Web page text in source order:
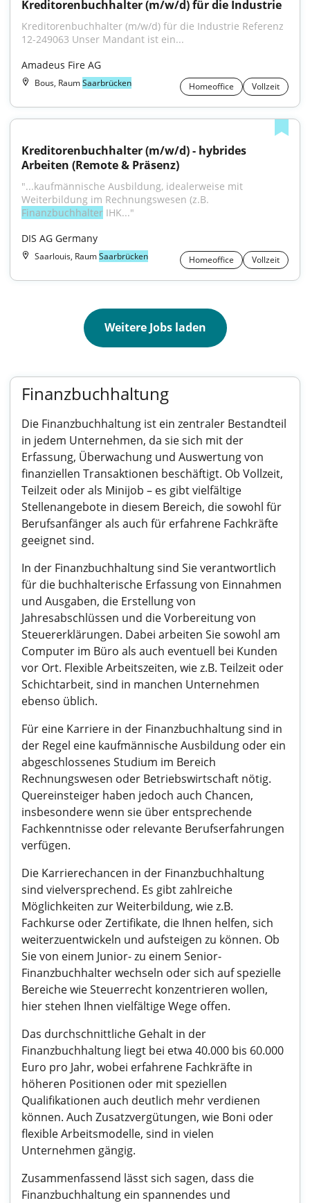
Kreditorenbuchhalter (m/w/d) für die Industrie
Kreditorenbuchhalter (m/w/d) für die Industrie Referenz
12-249063 Unser Mandant ist ein...
Amadeus Fire AG
Bous, RaumSaarbrücken Homeoffice Vollzeit
Kreditorenbuchhalter (m/w/d) - hybrides
Arbeiten (Remote & Präsenz)
"...kaufmännische Ausbildung, idealerweise mit
Finanzbuchhalter IHK..."
DIS AG Germany
Saarlouis, RaumSaarbrücken Homeoffice Vollzeit
Weitere Jobs laden
Finanzbuchhaltung
Die Finanzbuchhaltung ist ein zentraler Bestandteil
in jedem Unternehmen, da sie sich mit der
Erfassung, Überwachung und Auswertung von
finanziellen Transaktionen beschäftigt. Ob Vollzeit,
Teilzeit oder als Minijob – es gibt vielfältige
Stellenangebote in diesem Bereich, die sowohl für
Berufsanfänger als auch für erfahrene Fachkräfte
geeignet sind.
In der Finanzbuchhaltung sind Sie verantwortlich
für die buchhalterische Erfassung von Einnahmen
und Ausgaben, die Erstellung von
Jahresabschlüssen und die Vorbereitung von
Steuererklärungen. Dabei arbeiten Sie sowohl am
Computer im Büro als auch eventuell bei Kunden
vor Ort. Flexible Arbeitszeiten, wie z.B. Teilzeit oder
Schichtarbeit, sind in manchen Unternehmen
ebenso üblich.
Für eine Karriere in der Finanzbuchhaltung sind in
der Regel eine kaufmännische Ausbildung oder ein
abgeschlossenes Studium im Bereich
Rechnungswesen oder Betriebswirtschaft nötig.
Quereinsteiger haben jedoch auch Chancen,
insbesondere wenn sie über entsprechende
Fachkenntnisse oder relevante Berufserfahrungen
verfügen.
Die Karrierechancen in der Finanzbuchhaltung
sind vielversprechend. Es gibt zahlreiche
Möglichkeiten zur Weiterbildung, wie z.B.
Fachkurse oder Zertifikate, die Ihnen helfen, sich
weiterzuentwickeln und aufsteigen zu können. Ob
Sie von einem Junior- zu einem Senior-
Finanzbuchhalter wechseln oder sich auf spezielle
Bereiche wie Steuerrecht konzentrieren wollen,
hier stehen Ihnen vielfältige Wege offen.
Das durchschnittliche Gehalt in der
Finanzbuchhaltung liegt bei etwa 40.000 bis 60.000
Euro pro Jahr, wobei erfahrene Fachkräfte in
höheren Positionen oder mit speziellen
Qualifikationen auch deutlich mehr verdienen
können. Auch Zusatzvergütungen, wie Boni oder
flexible Arbeitsmodelle, sind in vielen
Unternehmen gängig.
Zusammenfassend lässt sich sagen, dass die
Finanzbuchhaltung ein spannendes und